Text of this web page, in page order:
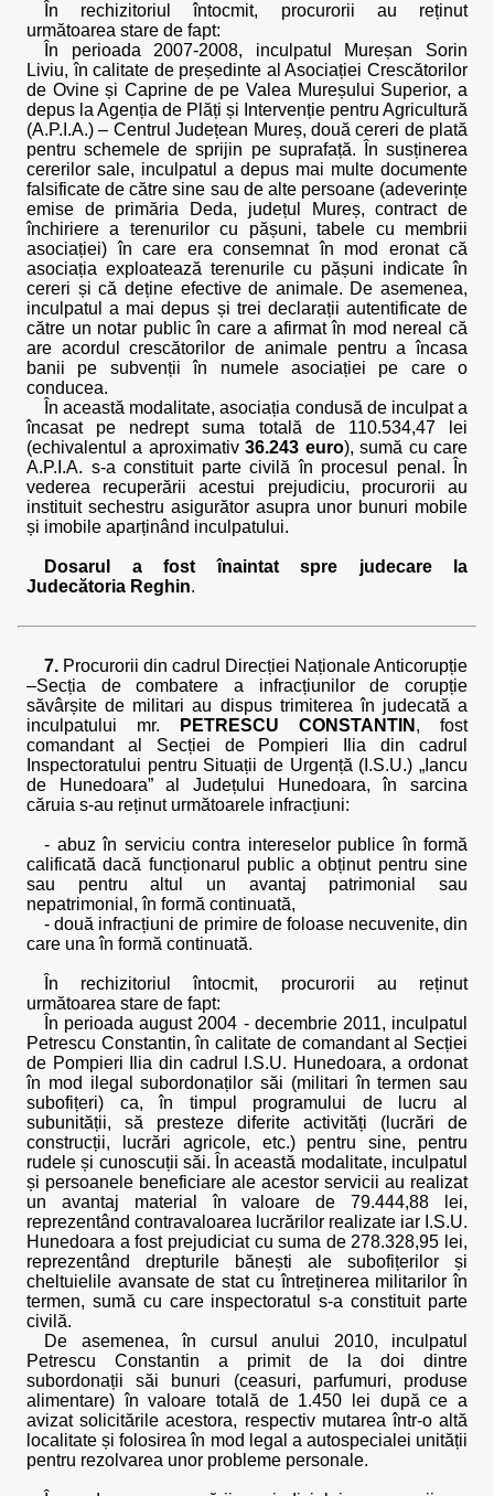
În rechizitoriul întocmit, procurorii au reținut
următoarea stare de fapt:
În perioada 2007-2008, inculpatul Mureșan Sorin
Liviu, în calitate de președinte al Asociației Crescătorilor
de Ovine și Caprine de pe Valea Mureșului Superior, a
depus la Agenția de Plăți și Intervenție pentru Agricultură
(A.P.I.A.) – Centrul Județean Mureș, două cereri de plată
pentru schemele de sprijin pe suprafață. În susținerea
cererilor sale, inculpatul a depus mai multe documente
falsificate de către sine sau de alte persoane (adeverințe
emise de primăria Deda, județul Mureș, contract de
închiriere a terenurilor cu pășuni, tabele cu membrii
asociației) în care era consemnat în mod eronat că
asociația exploatează terenurile cu pășuni indicate în
cereri și că deține efective de animale. De asemenea,
inculpatul a mai depus și trei declarații autentificate de
către un notar public în care a afirmat în mod nereal că
are acordul crescătorilor de animale pentru a încasa
banii pe subvenții în numele asociației pe care o
conducea.
În această modalitate, asociația condusă de inculpat a
încasat pe nedrept suma totală de 110.534,47 lei
(echivalentul a aproximativ36.243 euro), sumă cu care
A.P.I.A. s-a constituit parte civilă în procesul penal. În
vederea recuperării acestui prejudiciu, procurorii au
instituit sechestru asigurător asupra unor bunuri mobile
și imobile aparținând inculpatului.
Dosarul a fost înaintat spre judecare la
Judecătoria Reghin.
7. Procurorii din cadrul Direcției Naționale Anticorupție
–Secția de combatere a infracțiunilor de corupție
săvârșite de militari au dispus trimiterea în judecată a
inculpatului mr.
PETRESCU CONSTANTIN , fost
comandant al Secției de Pompieri Ilia din cadrul
Inspectoratului pentru Situații de Urgență (I.S.U.) „Iancu
de Hunedoara” al Județului Hunedoara, în sarcina
căruia s-au reținut următoarele infracțiuni:
- abuz în serviciu contra intereselor publice în formă
calificată dacă funcționarul public a obținut pentru sine
sau pentru altul un avantaj patrimonial sau
nepatrimonial, în formă continuată,
- două infracțiuni de primire de foloase necuvenite, din
care una în formă continuată.
În rechizitoriul întocmit, procurorii au reținut
următoarea stare de fapt:
În perioada august 2004 - decembrie 2011, inculpatul
Petrescu Constantin, în calitate de comandant al Secției
de Pompieri Ilia din cadrul I.S.U. Hunedoara, a ordonat
în mod ilegal subordonaților săi (militari în termen sau
subofițeri) ca, în timpul programului de lucru al
subunității, să presteze diferite activități (lucrări de
construcții, lucrări agricole, etc.) pentru sine, pentru
rudele și cunoscuții săi. În această modalitate, inculpatul
și persoanele beneficiare ale acestor servicii au realizat
un avantaj material în valoare de 79.444,88 lei,
reprezentând contravaloarea lucrărilor realizate iar I.S.U.
Hunedoara a fost prejudiciat cu suma de 278.328,95 lei,
reprezentând drepturile bănești ale subofițerilor și
cheltuielile avansate de stat cu întreținerea militarilor în
termen, sumă cu care inspectoratul s-a constituit parte
civilă.
De asemenea, în cursul anului 2010, inculpatul
Petrescu Constantin a primit de la doi dintre
subordonații săi bunuri (ceasuri, parfumuri, produse
alimentare) în valoare totală de 1.450 lei după ce a
avizat solicitările acestora, respectiv mutarea într-o altă
localitate și folosirea în mod legal a autospecialei unității
pentru rezolvarea unor probleme personale.